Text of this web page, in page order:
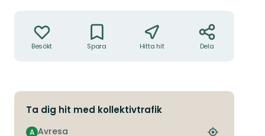
Besökt Spara Hitta hit Dela
Ta dig hit med kollektivtrafik
Avresa
A